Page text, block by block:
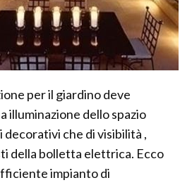
per il giardino deve
illuminazione dello spazio
decorativi che di visibilità ,
della bolletta elettrica. Ecco
impianto di